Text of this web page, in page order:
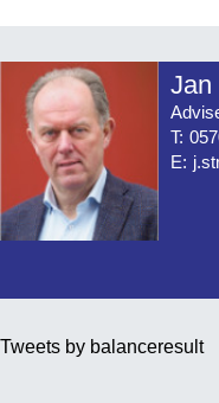
Jan
T:
E:
Tweets by balanceresult